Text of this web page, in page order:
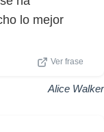
lo mejor
Ver frase
Alice Walker